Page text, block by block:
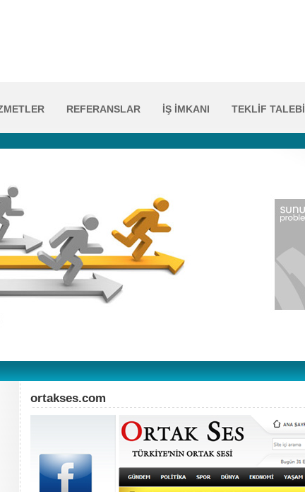
REFERANSLAR İŞ İMKANI TEKLİF TALEBİ
ortakses.com